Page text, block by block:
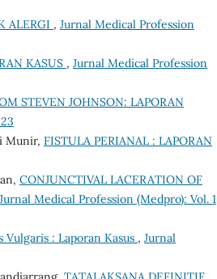
ALERGI , Jurnal Medical Profession
KASUS , Jurnal Medical Profession
STEVEN JOHNSON: LAPORAN
Munir, FISTULA PERIANAL : LAPORAN
CONJUNCTIVAL LACERATION OF
Jurnal Medical Profession (Medpro): Vol. 1
Vulgaris : Laporan Kasus , Jurnal